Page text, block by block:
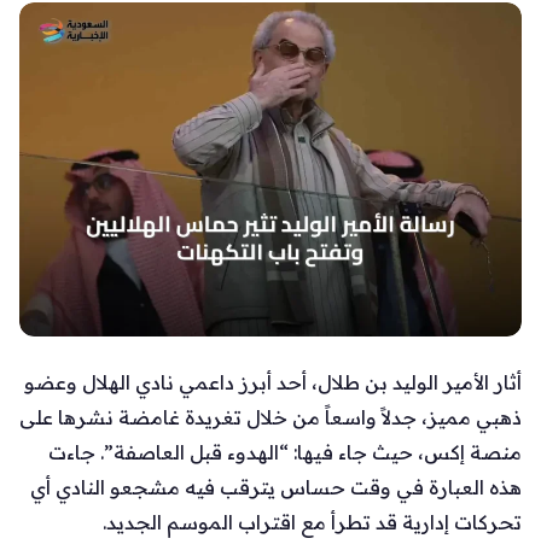
أثار الأمير الوليد بن طلال، أحد أبرز داعمي نادي الهلال وعضو
ذهبي مميز، جدلاً واسعاً من خلال تغريدة غامضة نشرها على
منصة إكس، حيث جاء فيها: “الهدوء قبل العاصفة”. جاءت
هذه العبارة في وقت حساس يترقب فيه مشجعو النادي أي
تحركات إدارية قد تطرأ مع اقتراب الموسم الجديد.